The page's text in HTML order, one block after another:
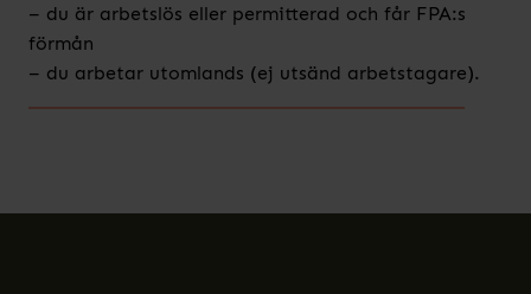
– du är arbetslös eller permitterad och får FPA:s
förmån
– du arbetar utomlands (ej utsänd arbetstagare).